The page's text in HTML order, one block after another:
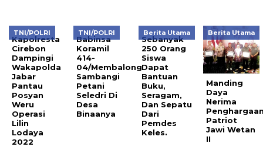
TNI/POLRI
Kapolresta
Cirebon
Dampingi
Wakapolda
Jabar
Pantau
Posyan
Weru
Operasi
Lilin
Lodaya
2022
TNI/POLRI
Babinsa
Koramil
414-
04/Membalong
Sambangi
Petani
Seledri Di
Desa
Binaanya
Berita Utama
Sebanyak
250 Orang
Siswa
Dapat
Bantuan
Buku,
Seragam,
Dan Sepatu
Dari
Pemdes
Keles.
Berita Utama
Manding
Daya
Nerima
Patriot
Jawi Wetan
II